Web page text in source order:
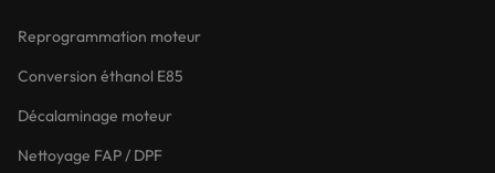
Reprogrammation moteur
Conversion éthanol E85
Décalaminage moteur
Nettoyage FAP / DPF